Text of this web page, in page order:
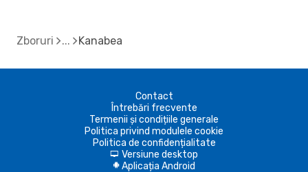
Zboruri Kanabea
Contact
Întrebări frecvente
Termenii și condițiile generale
Politica privind modulele cookie
Politica de confidențialitate
d Versiune desktop
A Aplicația Android